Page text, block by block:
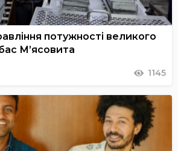
потужності великого
М’ясовита
1145